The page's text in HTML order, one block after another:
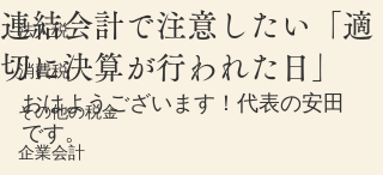
法人税
消費税
その他の税金
企業会計
連結会計で注意したい「適
切に決算が行われた日」
おはようございます！代表の安田
です。